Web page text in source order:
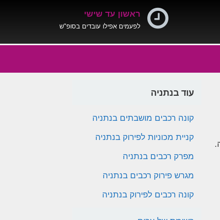
ראשון עד שישי
לפעמים אפילו עובדים בסופ"ש
עוד בנתניה
קונה רכבים מושבתים בנתניה
קניית מכוניות לפירוק בנתניה
מפרק רכבים בנתניה
מגרש פירוק רכבים בנתניה
קונה רכבים לפירוק בנתניה